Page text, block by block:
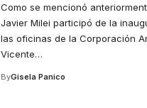
Como se mencionó
Javier Milei participó de la
las oficinas de la Corporación
Vicente…
ByGisela Panico